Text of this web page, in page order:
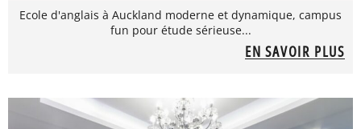
Ecole d'anglais à Auckland moderne et dynamique, campus
fun pour étude sérieuse...
EN SAVOIR PLUS